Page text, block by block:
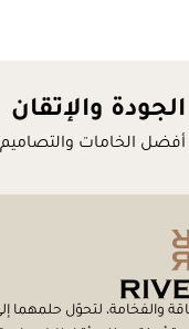
الجودة والإتقان
أفضل الخامات والتصاميم
والفخامة، لتحوّل